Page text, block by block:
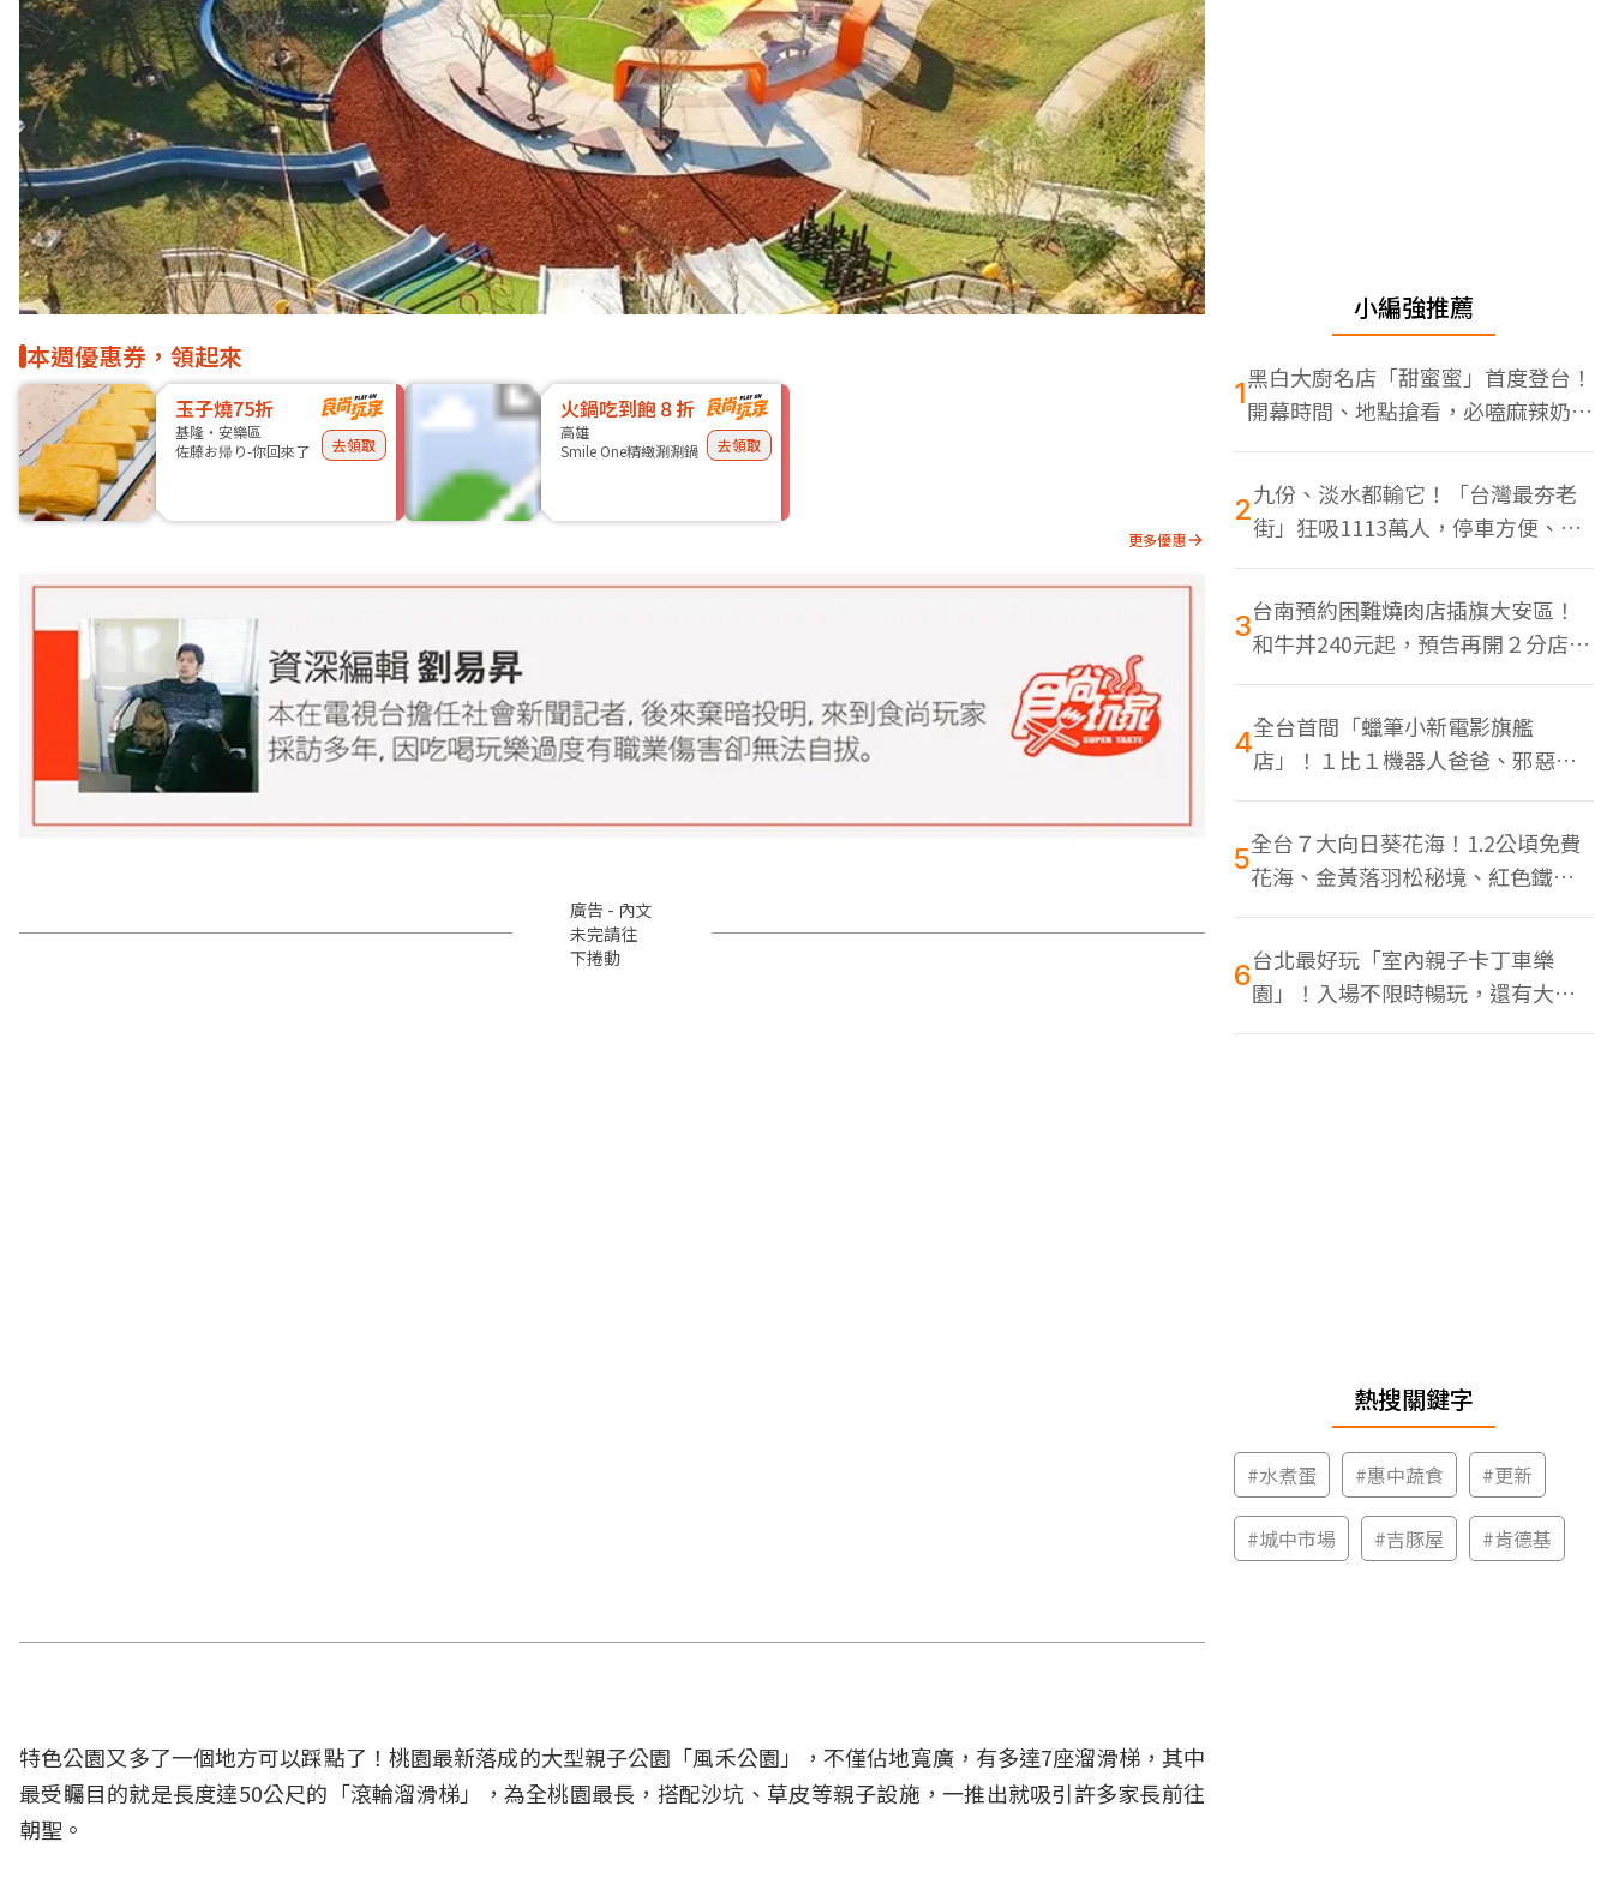
本週優惠券，領起來
玉子燒75折
基隆・安樂區
佐藤お帰り-你回來了
去領取
火鍋吃到飽８折
高雄
Smile One精緻涮涮鍋
去領取
更多優惠
廣告 - 內文
未完請往
下捲動
特色公園又多了一個地方可以踩點了！桃園最新落成的大型親子公園「風禾公園」，不僅佔地寬廣，有多達7座溜滑梯，其中
最受矚目的就是長度達50公尺的「滾輪溜滑梯」，為全桃園最長，搭配沙坑、草皮等親子設施，一推出就吸引許多家長前往
朝聖。
小編強推薦
1黑白大廚名店「甜蜜蜜」首度登台！
開幕時間、地點搶看，必嗑麻辣奶油
蝦
2九份、淡水都輸它！「台灣最夯老
街」狂吸1113萬人，停車方便、特
色美食多
3台南預約困難燒肉店插旗大安區！
和牛丼240元起，預告再開２分店、
地點曝光
4全台首間「蠟筆小新電影旗艦
店」！１比１機器人爸爸、邪惡正
男，百款周邊買翻
5全台７大向日葵花海！1.2公頃免費
花海、金黃落羽松秘境、紅色鐵橋
同框
6台北最好玩「室內親子卡丁車樂
園」！入場不限時暢玩，還有大螢
幕Switch遊戲區
熱搜關鍵字
#水煮蛋 #惠中蔬食 #更新
#城中市場 #吉豚屋 #肯德基